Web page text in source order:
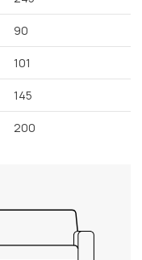
90
101
145
200